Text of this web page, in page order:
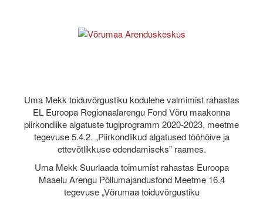
Uma Mekk toiduvõrgustiku kodulehe valmimist rahastas
EL Euroopa Regionaalarengu Fond Võru maakonna
piirkondlike algatuste tugiprogramm 2020-2023, meetme
tegevuse 5.4.2. „Piirkondlikud algatused tööhõive ja
ettevõtlikkuse edendamiseks” raames.
Uma Mekk Suurlaada toimumist rahastas Euroopa
Maaelu Arengu Põllumajandusfond Meetme 16.4
tegevuse „Võrumaa toiduvõrgustiku